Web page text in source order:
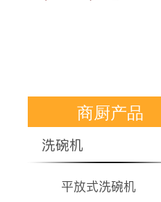
商厨产品
洗碗机
平放式洗碗机